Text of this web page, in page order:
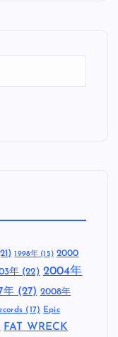
1998年 (15) 2000
年 (22) 2004年
年(27) 2008年
(17) Epic
FAT WRECK